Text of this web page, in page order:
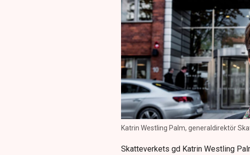
Katrin Westling Palm, generaldirektör
Skatteverkets gd Katrin Westling